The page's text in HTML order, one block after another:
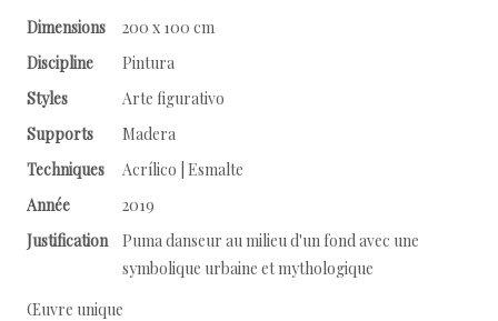
Dimensions
200 x 100 cm
Discipline
Pintura
Styles
Arte figurativo
Supports
Madera
Techniques
Acrílico | Esmalte
Année
2019
Justification
Puma danseur au milieu d'un fond avec une
symbolique urbaine et mythologique
Œuvre unique